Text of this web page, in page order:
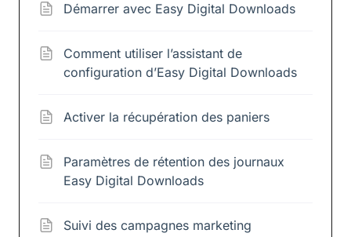
Démarrer avec Easy Digital Downloads
Comment utiliser l’assistant de
configuration d’Easy Digital Downloads
Activer la récupération des paniers
Paramètres de rétention des journaux
Easy Digital Downloads
Suivi des campagnes marketing